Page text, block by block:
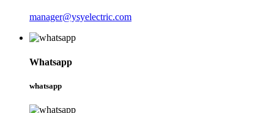
manager@ysyelectric.com
Whatsapp
whatsapp